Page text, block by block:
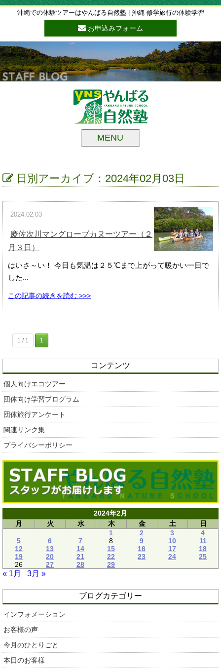
沖縄での体験ツアーはやんばる自然塾 | 沖縄 修学旅行の体験学習
お申込みフォーム
MENU
日別アーカイブ：2024年02月03日
2024.02.03
慶佐次川マングローブカヌーツアー（２
月３日）
はいさ～い！ 今日も気温は２５℃まで上がって暖かい一日で
した...
この記事の続きを読む >>>
1 / 1 1
コンテンツ
個人向けエコツアー
団体向け学習プログラム
団体旅行アンケート
関連リンク集
プライバシーポリシー
2024年2月
月
火 水 木 金 土
日
1
2 3
4
5
6 7 8 9 10
11
12
13 14 15 16 17
18
19
20 21 22 23 24
25
26
27 28 29
« 1月 3月 »
ブログカテゴリー
インフォメーション
お客様の声
今月のひとりごと
本日のお客様